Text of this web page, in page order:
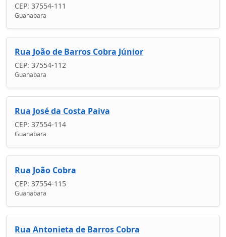
CEP: 37554-111
Guanabara
Rua João de Barros Cobra Júnior
CEP: 37554-112
Guanabara
Rua José da Costa Paiva
CEP: 37554-114
Guanabara
Rua João Cobra
CEP: 37554-115
Guanabara
Rua Antonieta de Barros Cobra